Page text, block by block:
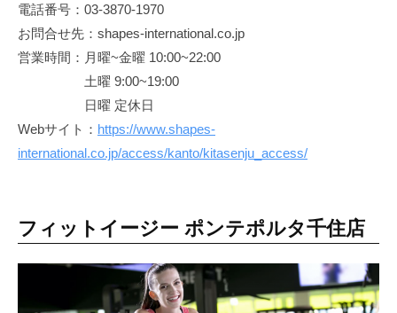
電話番号：03-3870-1970
お問合せ先：shapes-international.co.jp
営業時間：月曜~金曜 10:00~22:00
土曜 9:00~19:00
日曜 定休日
Webサイト： https://www.shapes-
international.co.jp/access/kanto/kitasenju_access/
フィットイージー ポンテポルタ千住店